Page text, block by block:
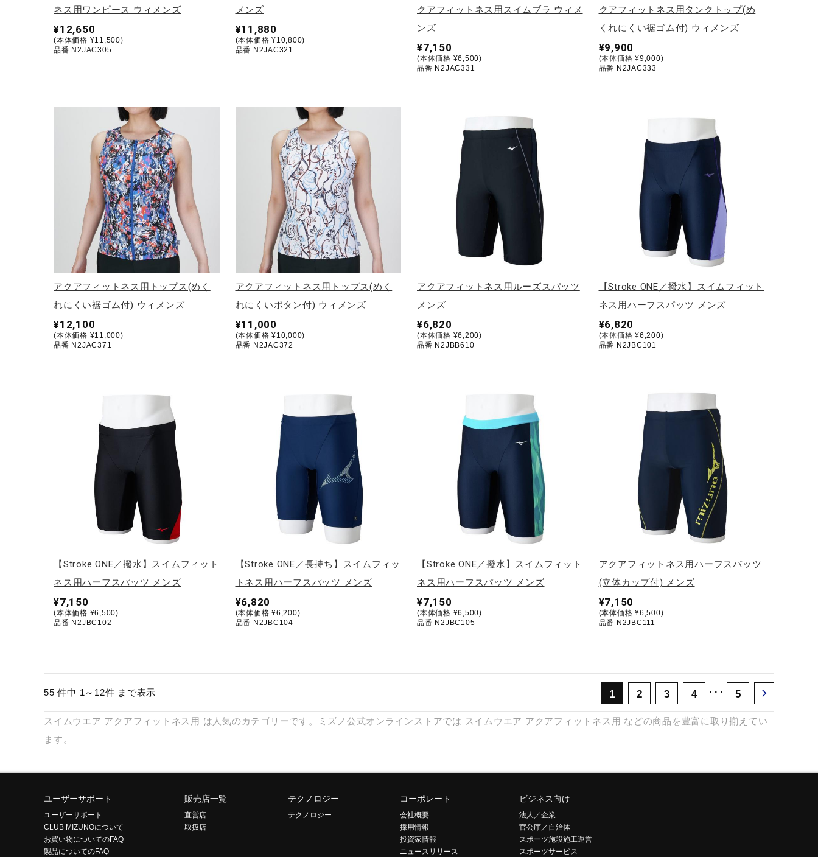
アウトドア／レイン
ジュニア／キッズ
コラボ／ライセンス
ネス用ワンピース ウィメンズ
¥12,650
(本体価格 ¥11,500)
品番 N2JAC305
メンズ
¥11,880
(本体価格 ¥10,800)
品番 N2JAC321
クアフィットネス用スイムブラ ウィメ
ンズ
¥7,150
(本体価格 ¥6,500)
品番 N2JAC331
クアフィットネス用タンクトップ(め
くれにくい裾ゴム付) ウィメンズ
¥9,900
(本体価格 ¥9,000)
品番 N2JAC333
アクアフィットネス用トップス(めく
れにくい裾ゴム付) ウィメンズ
¥12,100
(本体価格 ¥11,000)
品番 N2JAC371
アクアフィットネス用トップス(めく
れにくいボタン付) ウィメンズ
¥11,000
(本体価格 ¥10,000)
品番 N2JAC372
アクアフィットネス用ルーズスパッツ
メンズ
¥6,820
(本体価格 ¥6,200)
品番 N2JBB610
【Stroke ONE／撥水】スイムフィット
ネス用ハーフスパッツ メンズ
¥6,820
(本体価格 ¥6,200)
品番 N2JBC101
【Stroke ONE／撥水】スイムフィット
ネス用ハーフスパッツ メンズ
¥7,150
(本体価格 ¥6,500)
品番 N2JBC102
【Stroke ONE／長持ち】スイムフィッ
トネス用ハーフスパッツ メンズ
¥6,820
(本体価格 ¥6,200)
品番 N2JBC104
【Stroke ONE／撥水】スイムフィット
ネス用ハーフスパッツ メンズ
¥7,150
(本体価格 ¥6,500)
品番 N2JBC105
アクアフィットネス用ハーフスパッツ
(立体カップ付) メンズ
¥7,150
(本体価格 ¥6,500)
品番 N2JBC111
55 件中 1～12件 まで表示 1 2 3 4 ･･･ 5
スイムウエア アクアフィットネス用 は人気のカテゴリーです。ミズノ公式オンラインストアでは スイムウエア アクアフィットネス用 などの商品を豊富に取り揃えてい
ます。
ユーザーサポート
ユーザーサポート
CLUB MIZUNOについて
お買い物についてのFAQ
製品についてのFAQ
販売店一覧
直営店
取扱店
テクノロジー
テクノロジー
コーポレート
会社概要
採用情報
投資家情報
ニュースリリース
ビジネス向け
法人／企業
官公庁／自治体
スポーツ施設施工運営
スポーツサービス